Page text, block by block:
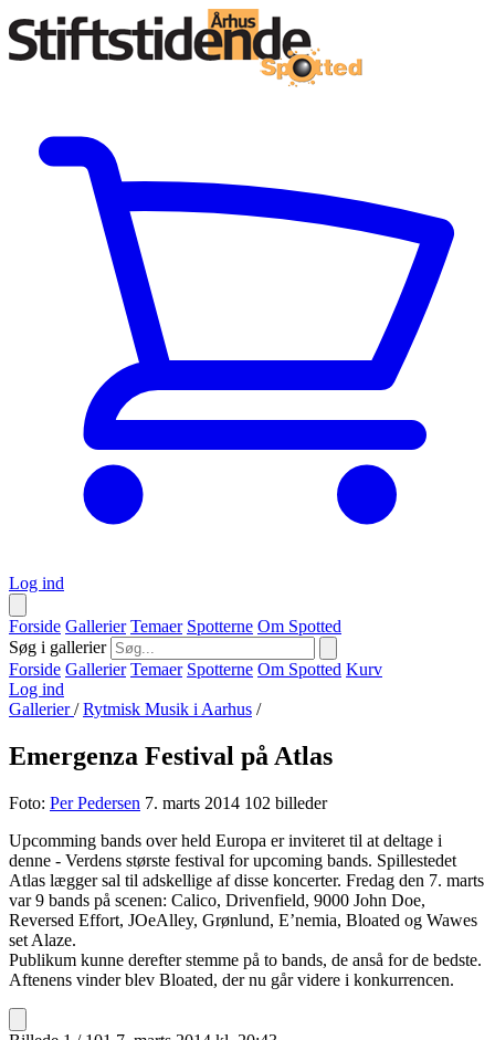
Log ind
Forside Gallerier Temaer Spotterne Om Spotted
Søg i gallerier
Forside Gallerier Temaer Spotterne Om Spotted Kurv
Log ind
Gallerier/ Rytmisk Musik i Aarhus /
Emergenza Festival på Atlas
Foto: Per Pedersen 7. marts 2014 102 billeder
Upcomming bands over held Europa er inviteret til at deltage i
denne - Verdens største festival for upcoming bands. Spillestedet
Atlas lægger sal til adskellige af disse koncerter. Fredag den 7. marts
var 9 bands på scenen: Calico, Drivenfield, 9000 John Doe,
Reversed Effort, JOeAlley, Grønlund, E’nemia, Bloated og Wawes
set Alaze.
Publikum kunne derefter stemme på to bands, de anså for de bedste.
Aftenens vinder blev Bloated, der nu går videre i konkurrencen.